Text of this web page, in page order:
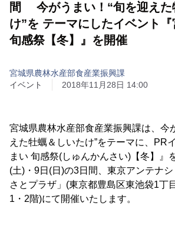
間 今がうまい！“旬を迎えた
け”を テーマにしたイベント
旬感祭【冬】』を開催
宮城県農林水産部食産業振興課
イベント
2018年11月28日 14:00
宮城県農林水産部食産業振興課は、今
えた牡蠣＆しいたけ”をテーマに、PR
まい 旬感祭(しゅんかんさい)【冬】』
(土)・9日(日)の3日間、東京アンテナ
さとプラザ」(東京都豊島区東池袋1丁
1・2階)にて開催いたします。